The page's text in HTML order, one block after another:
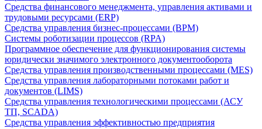
Средства финансового менеджмента, управления активами и
трудовыми ресурсами (ERP)
Средства управления бизнес-процессами (BPM)
Системы роботизации процессов (RPA)
Программное обеспечение для функционирования системы
юридически значимого электронного документооборота
Средства управления производственными процессами (MES)
Средства управления лабораторными потоками работ и
документов (LIMS)
Средства управления технологическими процессами (АСУ
ТП, SCADA)
Средства управления эффективностью предприятия